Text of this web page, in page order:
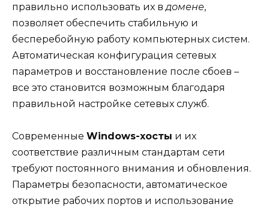
правильно использовать их в домене,
позволяет обеспечить стабильную и
бесперебойную работу компьютерных систем.
Автоматическая конфигурация сетевых
параметров и восстановление после сбоев –
все это становится возможным благодаря
правильной настройке сетевых служб.
Современные Windows-хосты и их
соответствие различным стандартам сети
требуют постоянного внимания и обновления.
Параметры безопасности, автоматическое
открытие рабочих портов и использование